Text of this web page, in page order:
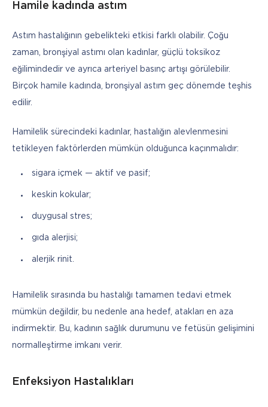
Hamile kadında astım
Astım hastalığının gebelikteki etkisi farklı olabilir. Çoğu
zaman, bronşiyal astımı olan kadınlar, güçlü toksikoz
eğilimindedir ve ayrıca arteriyel basınç artışı görülebilir.
Birçok hamile kadında, bronşiyal astım geç dönemde teşhis
edilir.
Hamilelik sürecindeki kadınlar, hastalığın alevlenmesini
tetikleyen faktörlerden mümkün olduğunca kaçınmalıdır:
sigara içmek — aktif ve pasif;
keskin kokular;
duygusal stres;
gıda alerjisi;
alerjik rinit.
Hamilelik sırasında bu hastalığı tamamen tedavi etmek
mümkün değildir, bu nedenle ana hedef, atakları en aza
indirmektir. Bu, kadının sağlık durumunu ve fetüsün gelişimini
normalleştirme imkanı verir.
Enfeksiyon Hastalıkları